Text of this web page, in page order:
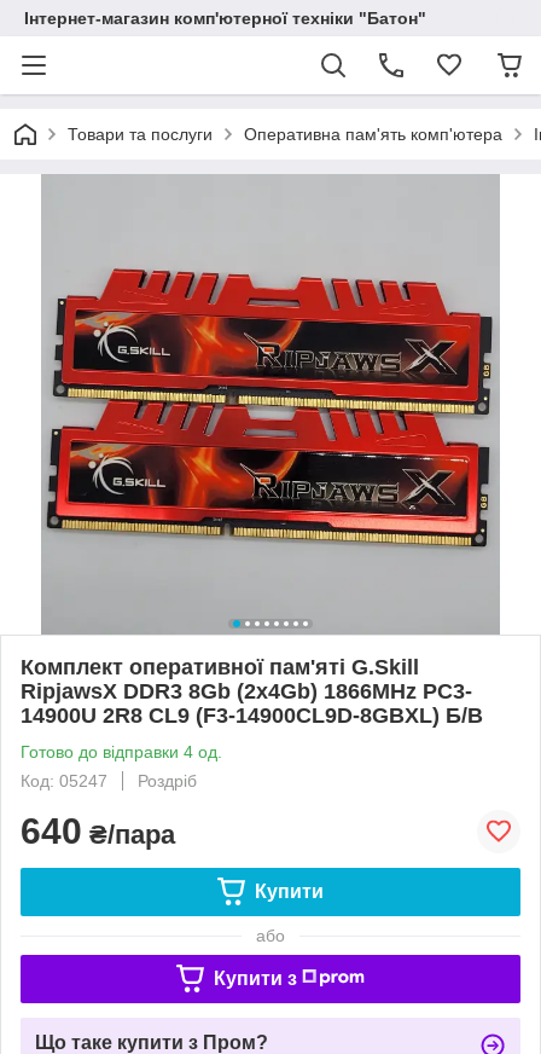
Інтернет-магазин комп'ютерної техніки "Батон"
Товари та послуги Оперативна пам'ять комп'ютера
Комплект оперативної пам'яті G.Skill
RipjawsX DDR3 8Gb (2x4Gb) 1866MHz PC3-
14900U 2R8 CL9 (F3-14900CL9D-8GBXL) Б/В
Готово до відправки 4 од.
Код: 05247
Роздріб
640 ₴/пара
Купити
або
Купити з
Що таке купити з Пром?